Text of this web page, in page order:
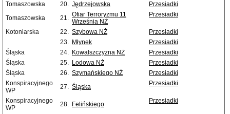
Tomaszowska
20. Jędrzejowska
Przesiadki
Tomaszowska
21. Ofiar Terroryzmu 11
Września NŻ
Przesiadki
Kotoniarska 22. Szybowa NŻ
Przesiadki
23. Młynek
Przesiadki
Śląska
24. Kowalszczyzna NŻ
Przesiadki
Śląska
25. Lodowa NŻ
Przesiadki
Śląska
26. Szymańskiego NŻ
Przesiadki
Konspiracyjnego
WP
27. Śląska Przesiadki
Konspiracyjnego
WP
28. Felińskiego Przesiadki